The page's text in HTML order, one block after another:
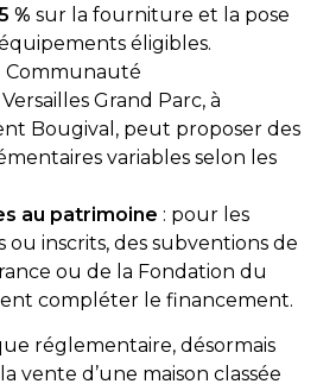
% sur la fourniture et la pose
éligibles.
Communauté
Grand Parc, à
Bougival, peut proposer des
variables selon les
au patrimoine : pour les
ou inscrits, des subventions de
ou de la Fondation du
compléter le financement.
réglementaire, désormais
vente d’une maison classée